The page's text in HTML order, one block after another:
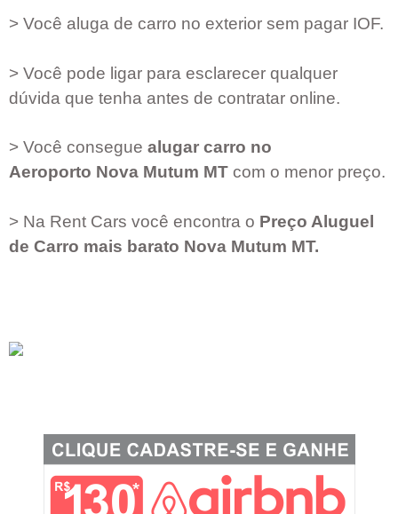
> Você aluga de carro no exterior sem pagar IOF.
> Você pode ligar para esclarecer qualquer
dúvida que tenha antes de contratar online.
> Você consegue alugar carro no
Aeroporto Nova Mutum MT com o menor preço.
> Na Rent Cars você encontra o Preço Aluguel
de Carro mais barato Nova Mutum MT.